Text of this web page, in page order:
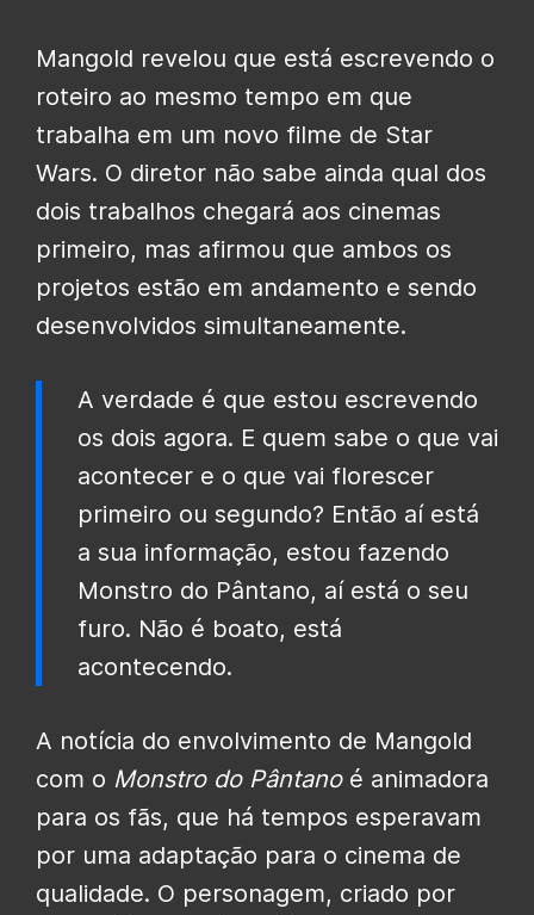
Mangold revelou que está escrevendo o
roteiro ao mesmo tempo em que
trabalha em um novo filme de Star
Wars. O diretor não sabe ainda qual dos
dois trabalhos chegará aos cinemas
primeiro, mas afirmou que ambos os
projetos estão em andamento e sendo
desenvolvidos simultaneamente.
A verdade é que estou escrevendo
os dois agora. E quem sabe o que vai
acontecer e o que vai florescer
primeiro ou segundo? Então aí está
a sua informação, estou fazendo
Monstro do Pântano, aí está o seu
furo. Não é boato, está
acontecendo.
A notícia do envolvimento de Mangold
com o Monstro do Pântanoé animadora
para os fãs, que há tempos esperavam
por uma adaptação para o cinema de
qualidade. O personagem, criado por